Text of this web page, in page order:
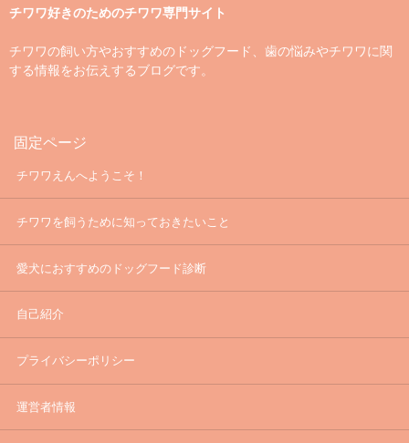
チワワ好きのためのチワワ専門サイト
チワワの飼い方やおすすめのドッグフード、歯の悩みやチワワに関
する情報をお伝えするブログです。
固定ページ
チワワえんへようこそ！
チワワを飼うために知っておきたいこと
愛犬におすすめのドッグフード診断
自己紹介
プライバシーポリシー
運営者情報